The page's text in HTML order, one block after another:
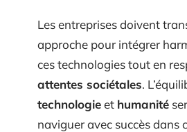
Les entreprises doivent
approche pour intégrer
ces technologies tout en
attentes sociétales.
technologieet humanité
naviguer avec succès dans